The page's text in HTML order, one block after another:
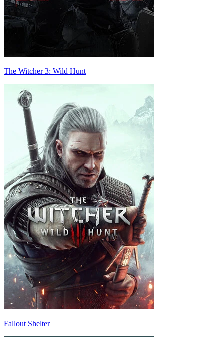
The Witcher 3: Wild Hunt
Fallout Shelter